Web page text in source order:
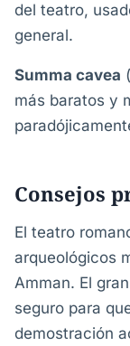
del teatro,
general.
Summa cavea
más baratos y
Consejos
El teatro
arqueológicos
Amman. El
seguro para
demostración